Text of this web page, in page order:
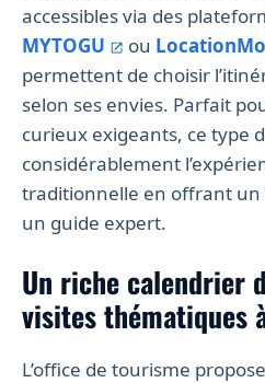
accessibles via des
MYTOGU
ou
permettent de choisir
selon ses envies. Parfait
curieux exigeants, ce type
considérablement
traditionnelle en offrant un
un guide expert.
Un riche calendrier
visites thématiques
L’office de tourisme